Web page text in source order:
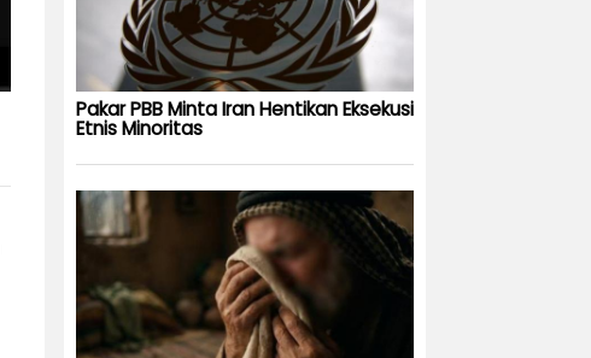
Pakar PBB Minta Iran Hentikan Eksekusi
Etnis Minoritas